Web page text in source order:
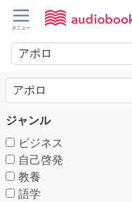
ジャンル
ビジネス
自己啓発
教養
語学